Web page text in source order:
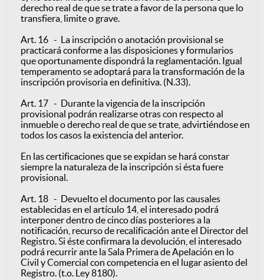
derecho real de que se trate a favor de la persona que lo
transfiera, limite o grave.
Art. 16 - La inscripción o anotación provisional se
practicará conforme a las disposiciones y formularios
que oportunamente dispondrá la reglamentación. Igual
temperamento se adoptará para la transformación de la
inscripción provisoria en definitiva. (N.33).
Art. 17 - Durante la vigencia de la inscripción
provisional podrán realizarse otras con respecto al
inmueble o derecho real de que se trate, advirtiéndose en
todos los casos la existencia del anterior.
En las certificaciones que se expidan se hará constar
siempre la naturaleza de la inscripción si ésta fuere
provisional.
Art. 18 - Devuelto el documento por las causales
establecidas en el artículo 14, el interesado podrá
interponer dentro de cinco días posteriores a la
notificación, recurso de recalificación ante el Director del
Registro. Si éste confirmara la devolución, el interesado
podrá recurrir ante la Sala Primera de Apelación en lo
Civil y Comercial con competencia en el lugar asiento del
Registro. (t.o. Ley 8180).